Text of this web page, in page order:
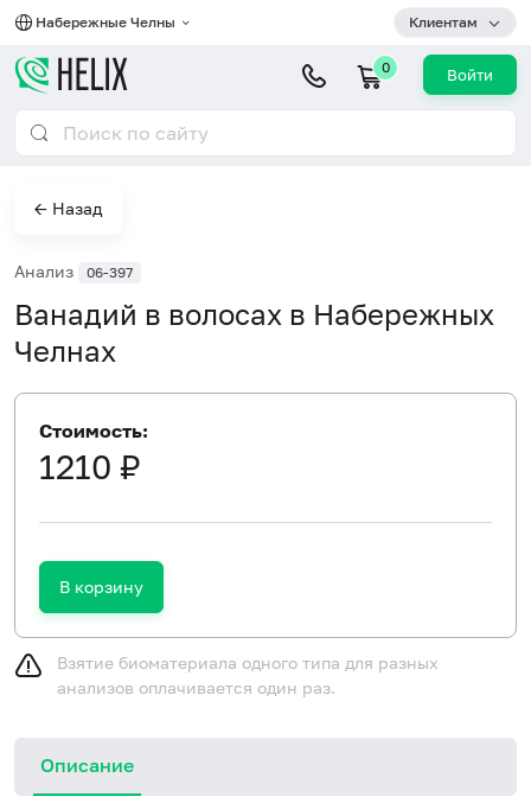
Набережные Челны Клиентам
0 Войти
← Назад
Анализ 06-397
Ванадий в волосах в Набережных
Челнах
Стоимость:
1210 ₽
В корзину
Взятие биоматериала одного типа для разных
анализов оплачивается один раз.
Описание